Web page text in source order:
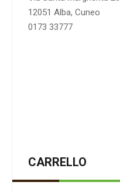
12051 Alba, Cuneo
0173 33777
CARRELLO